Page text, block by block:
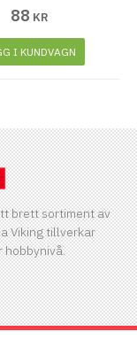
88 KR
I KUNDVAGN
brett sortiment av
Viking tillverkar
hobbynivå.